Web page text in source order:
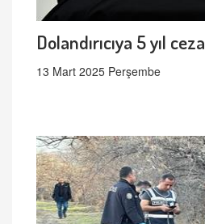
Dolandırıcıya 5 yıl ceza
13 Mart 2025 Perşembe